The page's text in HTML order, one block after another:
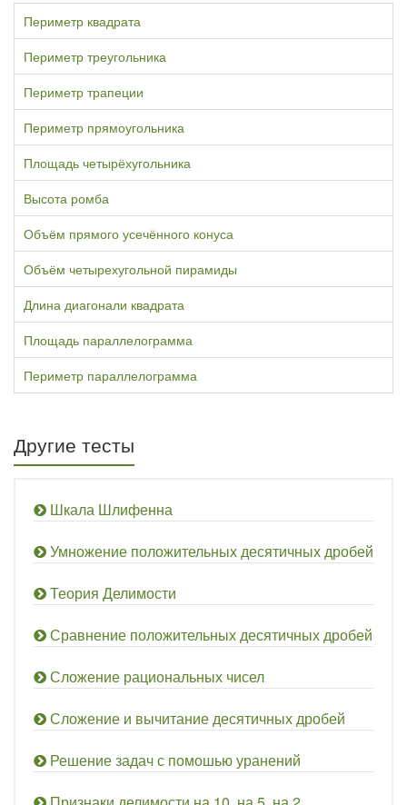
Периметр квадрата
Периметр треугольника
Периметр трапеции
Периметр прямоугольника
Площадь четырёхугольника
Высота ромба
Объём прямого усечённого конуса
Объём четырехугольной пирамиды
Длина диагонали квадрата
Площадь параллелограмма
Периметр параллелограмма
Другие тесты
Шкала Шлифенна
Умножение положительных десятичных дробей
Теория Делимости
Сравнение положительных десятичных дробей
Сложение рациональных чисел
Сложение и вычитание десятичных дробей
Решение задач с помошью уранений